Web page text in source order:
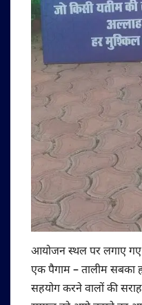
आयोजन स्थल पर लगाए
एक पैगाम – तालीम सबका
सहयोग करने वालों की